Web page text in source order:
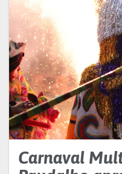
Carnaval